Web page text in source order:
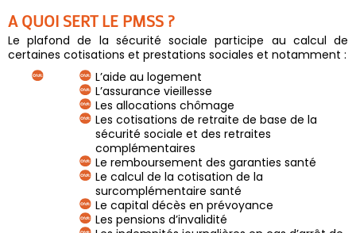
A QUOI SERT LE PMSS ?
Le plafond de la sécurité sociale participe au calcul de
certaines cotisations et prestations sociales et notamment :
L’aide au logement
L’assurance vieillesse
Les allocations chômage
Les cotisations de retraite de base de la
sécurité sociale et des retraites
complémentaires
Le remboursement des garanties santé
Le calcul de la cotisation de la
surcomplémentaire santé
Le capital décès en prévoyance
Les pensions d’invalidité